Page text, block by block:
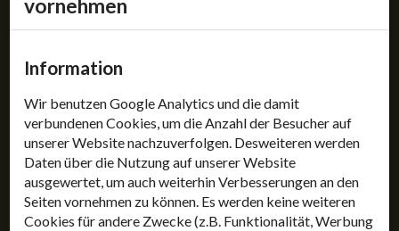
Anfahrt
vornehmen
Information
Wir benutzen Google Analytics und die damit
verbundenen Cookies, um die Anzahl der Besucher auf
unserer Website nachzuverfolgen. Desweiteren werden
Daten über die Nutzung auf unserer Website
ausgewertet, um auch weiterhin Verbesserungen an den
Seiten vornehmen zu können. Es werden keine weiteren
Cookies für andere Zwecke (z.B. Funktionalität, Werbung